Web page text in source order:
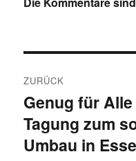
ZURÜCK
Vorheriger
Beitrag:
Genug für
Tagung zum
Umbau in